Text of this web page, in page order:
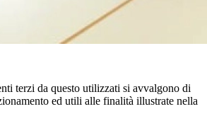
terzi da questo utilizzati si avvalgono di
ed utili alle finalità illustrate nella